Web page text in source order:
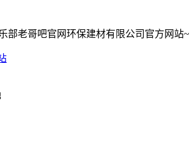
部老哥吧官网环保建材有限公司官方网站~